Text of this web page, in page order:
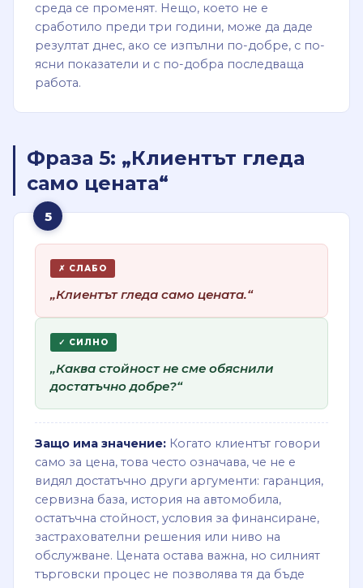
среда се променят. Нещо, което не е
сработило преди три години, може да даде
резултат днес, ако се изпълни по-добре, с по-
ясни показатели и с по-добра последваща
работа.
Фраза 5: „Клиентът гледа
само цената“
5
✗ СЛАБО
„Клиентът гледа само цената.“
✓ СИЛНО
„Каква стойност не сме обяснили
достатъчно добре?“
Защо има значение: Когато клиентът говори
само за цена, това често означава, че не е
видял достатъчно други аргументи: гаранция,
сервизна база, история на автомобила,
остатъчна стойност, условия за финансиране,
застрахователни решения или ниво на
обслужване. Цената остава важна, но силният
търговски процес не позволява тя да бъде